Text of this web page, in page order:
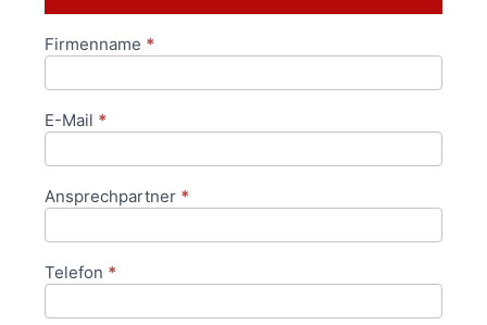
Anfrageformular
Firmenname *
E-Mail *
Ansprechpartner *
Telefon *